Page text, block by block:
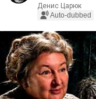
Денис Царюк
Auto-dubbed